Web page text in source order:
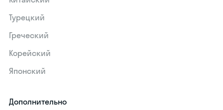
Турецкий
Греческий
Корейский
Японский
Дополнительно